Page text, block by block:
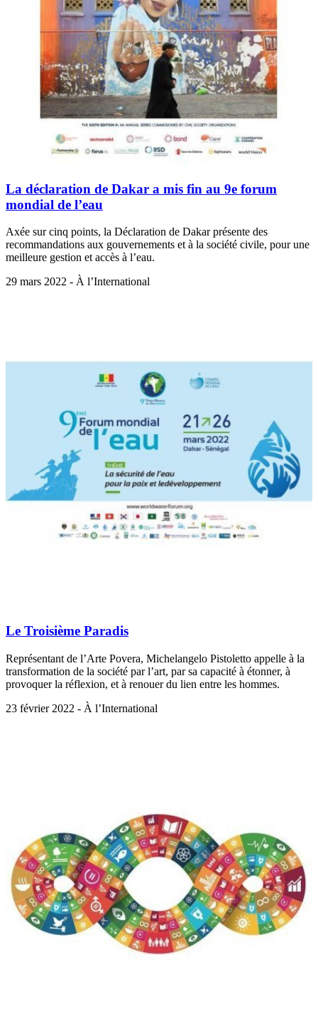
La déclaration de Dakar a mis fin au 9e forum
mondial de l’eau
Axée sur cinq points, la Déclaration de Dakar présente des
recommandations aux gouvernements et à la société civile, pour une
meilleure gestion et accès à l’eau.
29 mars 2022 - À l’International
Le Troisième Paradis
Représentant de l’Arte Povera, Michelangelo Pistoletto appelle à la
transformation de la société par l’art, par sa capacité à étonner, à
provoquer la réflexion, et à renouer du lien entre les hommes.
23 février 2022 - À l’International